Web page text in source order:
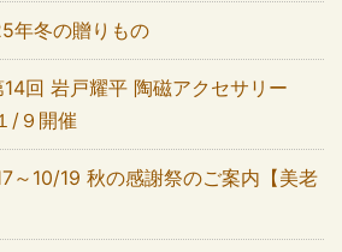
年冬の贈りもの
14回 岩戸耀平 陶磁アクセサリー
/９開催
～10/19 秋の感謝祭のご案内【美老